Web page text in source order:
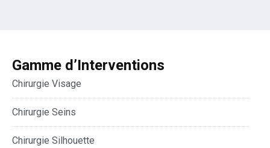
Gamme d’Interventions
Chirurgie Visage
Chirurgie Seins
Chirurgie Silhouette